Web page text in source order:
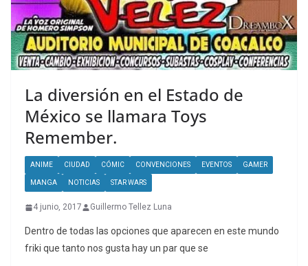
La diversión en el Estado de
México se llamara Toys
Remember.
ANIME CIUDAD CÓMIC CONVENCIONES EVENTOS GAMER
MANGA NOTICIAS STAR WARS
4 junio, 2017 Guillermo Tellez Luna
Dentro de todas las opciones que aparecen en este mundo
friki que tanto nos gusta hay un par que se